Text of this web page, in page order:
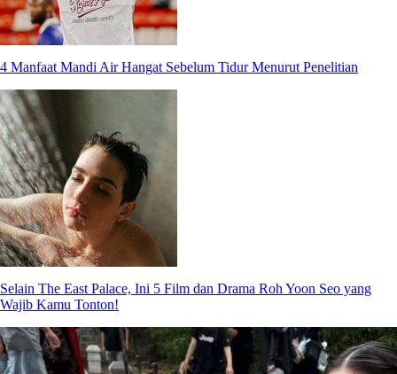
4 Manfaat Mandi Air Hangat Sebelum Tidur Menurut Penelitian
Selain The East Palace, Ini 5 Film dan Drama Roh Yoon Seo yang
Wajib Kamu Tonton!